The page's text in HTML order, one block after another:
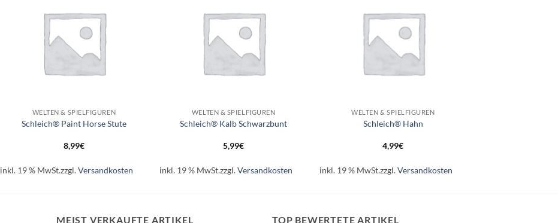
WELTEN & SPIELFIGUREN
Schleich® Paint Horse Stute
8,99€
inkl. 19 % MwSt.zzgl.Versandkosten
WELTEN & SPIELFIGUREN
Schleich® Kalb Schwarzbunt
5,99€
inkl. 19 % MwSt.zzgl.Versandkosten
WELTEN & SPIELFIGUREN
Schleich® Hahn
4,99€
inkl. 19 % MwSt.zzgl.Versandkosten
MEIST VERKAUFTE ARTIKEL TOP BEWERTETE ARTIKEL